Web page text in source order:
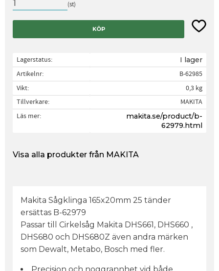
st
KÖP Lägg
Lagerstatus I lager
Artikelnr
B-62985
Vikt
0,3 kg
Tillverkare
MAKITA
Läs mer
makita.se/product/b-
62979.html
Visa alla produkter från MAKITA
Makita Sågklinga 165x20mm 25 tänder
ersättas B-62979
Passar till Cirkelsåg Makita DHS661, DHS660 ,
DHS680 och DHS680Z även andra märken
som Dewalt, Metabo, Bosch med fler.